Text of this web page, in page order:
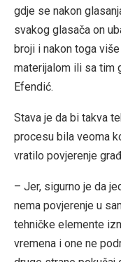
gdje se nakon
svakog glasača on
broji i nakon toga
materijalom ili sa tim
Efendić.
Stava je da bi takva
procesu bila veoma
vratilo povjerenje
– Jer, sigurno je da
nema povjerenje u
tehničke elemente
vremena i one ne